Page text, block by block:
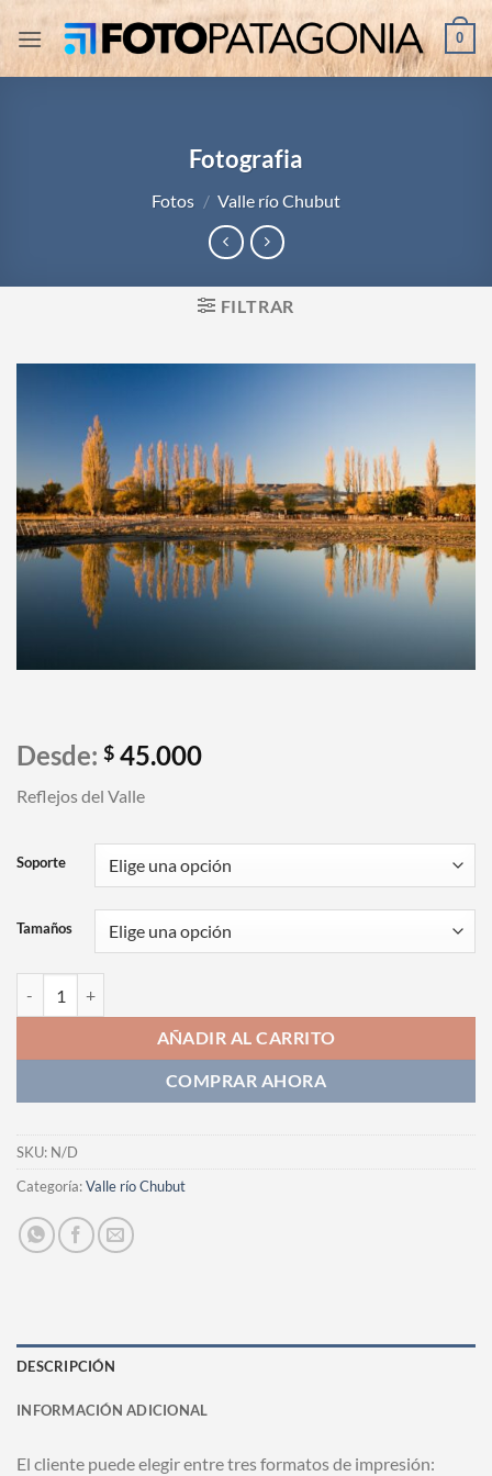
contenido
0
Fotografia
Fotos / Valle río Chubut
FILTRAR
Desde: $ 45.000
Reflejos del Valle
Soporte
Tamaños
AÑADIR AL CARRITO
COMPRAR AHORA
SKU: N/D
Categoría:Valle río Chubut
DESCRIPCIÓN
INFORMACIÓN ADICIONAL
El cliente puede elegir entre tres formatos de impresión: